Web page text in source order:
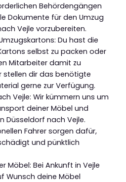
Behördengängen
Dokumente für den Umzug
Vejle vorzubereiten.
Du hast die
selbst zu packen oder
Mitarbeiter damit zu
stellen dir das benötigte
gerne zur Verfügung.
Vejle: Wir kümmern uns um
deiner Möbel und
Düsseldorf nach Vejle.
Fahrer sorgen dafür,
und pünktlich
Möbel: Bei Ankunft in Vejle
Wunsch deine Möbel